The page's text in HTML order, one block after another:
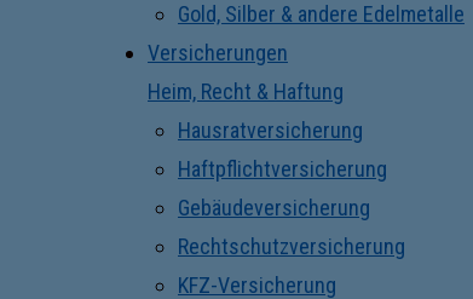
Gold, Silber & andere Edelmetalle
Versicherungen
Heim, Recht & Haftung
Hausratversicherung
Haftpflichtversicherung
Gebäudeversicherung
Rechtschutzversicherung
KFZ-Versicherung